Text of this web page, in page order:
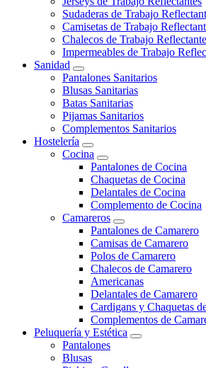
Sudaderas de Trabajo
Camisetas de Trabajo
Chalecos de Trabajo
Impermeables de Trabajo
Sanidad
Pantalones Sanitarios
Blusas Sanitarias
Batas Sanitarias
Pijamas Sanitarios
Complementos Sanitarios
Hostelería
Cocina
Pantalones de Cocina
Chaquetas de Cocina
Delantales de Cocina
Complemento de Cocina
Camareros
Pantalones de Camarero
Camisas de Camarero
Polos de Camarero
Chalecos de Camarero
Americanas
Delantales de Camarero
Cardigans y Chaquetas
Complementos de
Peluquería y Estética
Pantalones
Blusas